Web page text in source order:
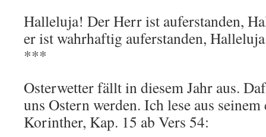
Halleluja! Der Herr ist auferstanden,
er ist wahrhaftig auferstanden,
***
Osterwetter fällt in diesem Jahr aus.
uns Ostern werden. Ich lese aus
Korinther, Kap. 15 ab Vers 54: